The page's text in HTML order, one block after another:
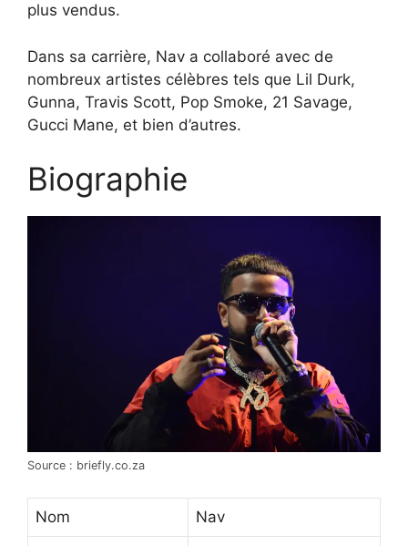
plus vendus.
Dans sa carrière, Nav a collaboré avec de
nombreux artistes célèbres tels que Lil Durk,
Gunna, Travis Scott, Pop Smoke, 21 Savage,
Gucci Mane, et bien d’autres.
Biographie
Source : briefly.co.za
Nom Nav